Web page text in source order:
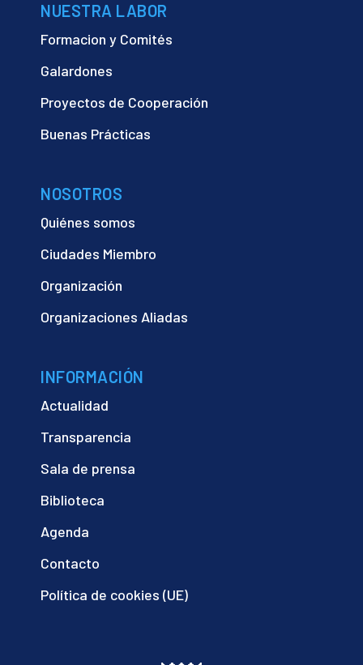
NUESTRA LABOR
Formacion y Comités
Galardones
Proyectos de Cooperación
Buenas Prácticas
NOSOTROS
Quiénes somos
Ciudades Miembro
Organización
Organizaciones Aliadas
INFORMACIÓN
Actualidad
Transparencia
Sala de prensa
Biblioteca
Agenda
Contacto
Política de cookies (UE)